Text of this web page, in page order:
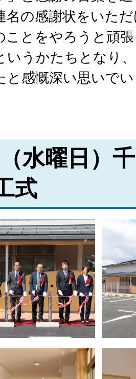
名の感謝状をいた
ことをやろうと頑
いうかたちとなり
と感慨深い思いで
水曜日）
式